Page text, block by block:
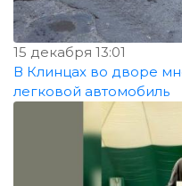
15 декабря 13:01
В Клинцах во дворе
легковой автомобиль